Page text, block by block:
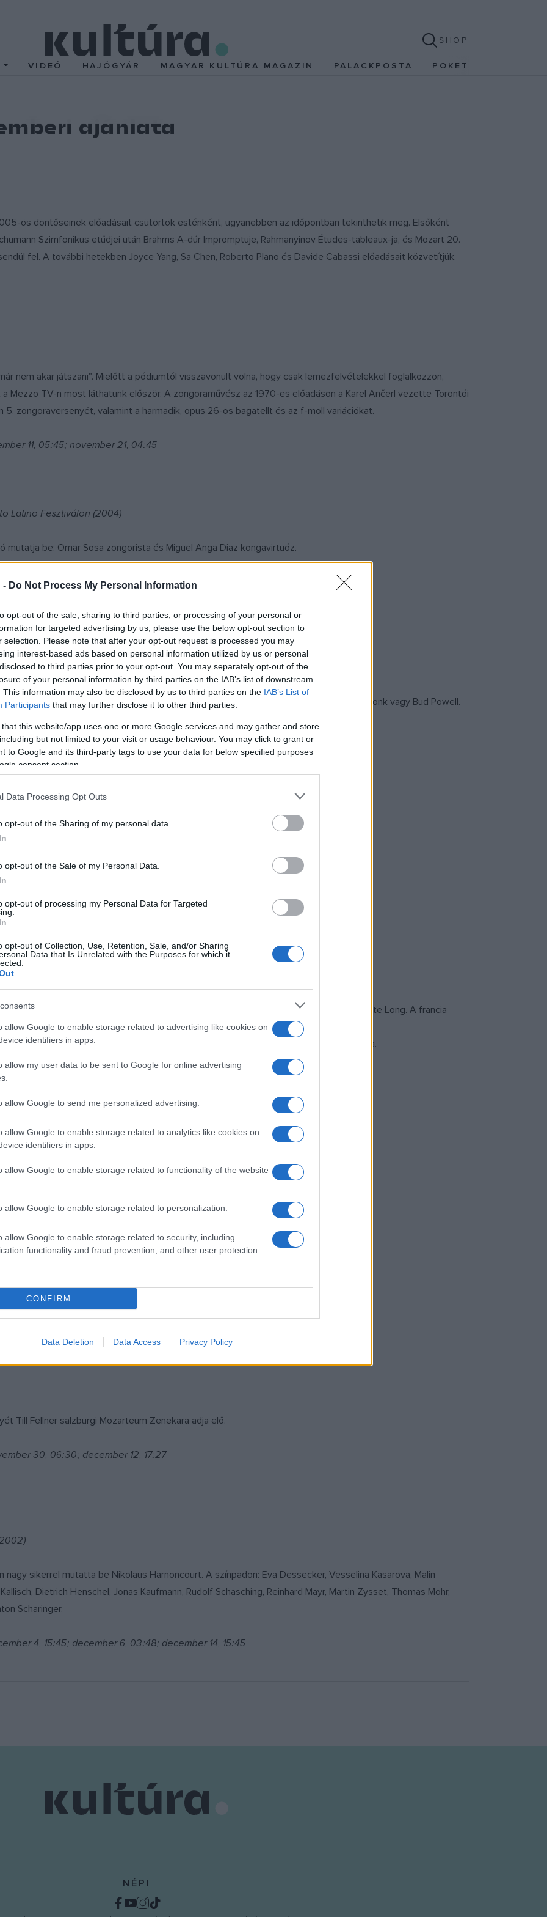
- Do Not Process My Personal Information
opt-out of the sale, sharing to third parties, or processing of your personal or
for targeted advertising by us, please use the below opt-out section to
selection. Please note that after your opt-out request is processed you may
interest-based ads based on personal information utilized by us or personal
to third parties prior to your opt-out. You may separately opt-out of the
of your personal information by third parties on the IAB’s list of downstream
This information may also be disclosed by us to third parties on the IAB’s List of
Participants that may further disclose it to other third parties.
that this website/app uses one or more Google services and may gather and store
but not limited to your visit or usage behaviour. You may click to grant or
to Google and its third-party tags to use your data for below specified purposes
consent section.
Data Processing Opt Outs
opt-out of the Sharing of my personal data.
opt-out of the Sale of my Personal Data.
opt-out of processing my Personal Data for Targeted
opt-out of Collection, Use, Retention, Sale, and/or Sharing
Data that Is Unrelated with the Purposes for which it
allow Google to enable storage related to advertising like cookies on
identifiers in apps.
allow my user data to be sent to Google for online advertising
allow Google to send me personalized advertising.
allow Google to enable storage related to analytics like cookies on
identifiers in apps.
allow Google to enable storage related to functionality of the website
allow Google to enable storage related to personalization.
allow Google to enable storage related to security, including
functionality and fraud prevention, and other user protection.
CONFIRM
Data Deletion Data Access Privacy Policy
SHOP
VIDEÓ HAJÓGYÁR MAGYAR KULTÚRA MAGAZIN PALACKPOSTA POKET
ajánlata
ös döntőseinek előadásait csütörtök esténként, ugyanebben az időpontban tekinthetik meg. Elsőként
Szimfonikus etűdjei után Brahms A-dúr Impromptuje, Rahmanyinov Études-tableaux-ja, és Mozart 20.
fel. A további hetekben Joyce Yang, Sa Chen, Roberto Plano és Davide Cabassi előadásait közvetítjük.
nem akar játszani". Mielőtt a pódiumtól visszavonult volna, hogy csak lemezfelvételekkel foglalkozzon,
TV-n most láthatunk először. A zongoraművész az 1970-es előadáson a Karel Ančerl vezette Torontói
zongoraversenyét, valamint a harmadik, opus 26-os bagatellt és az f-moll variációkat.
11, 05:45; november 21, 04:45
Latino Fesztiválon (2004)
be: Omar Sosa zongorista és Miguel Anga Diaz kongavirtuóz.
14, 01:45; november 22, 02:45, november 27, 02:45
számos zenei stílust próbált ki, Bartók épp úgy hatott rá, mint Brubeck, Thelonius Monk vagy Bud Powell.
című projektjét adta elő.
12, 02:45; november 18, 01:45, november 28, 02:45
Paul Gulda és a salzburgi Camerata Academica együttese adja elő.
16, 03:45; november 28, 16:50
egyik legnagyobb előadója, akinek mesterei között volt Alftred Cortot és Marguerite Long. A francia
előadója, de más zeneszerzők, így Muszorgszkij műveit is fantasztikusan játssza.
23, 04:15; november 25, 06:10; december 5, 16:45
Asz-dúr, op. 110; f-moll ,,Apassionata", op. 57.
23, 05:05; november 26, 05:45; december 5, 17:45
amerikai zongoravirtuóz adott koncertet.
24, 01:45; december 2, 02:40; december 14, 02:45
Till Fellner salzburgi Mozarteum Zenekara adja elő.
30, 06:30; december 12, 17:27
sikerrel mutatta be Nikolaus Harnoncourt. A színpadon: Eva Dessecker, Vesselina Kasarova, Malin
Dietrich Henschel, Jonas Kaufmann, Rudolf Schasching, Reinhard Mayr, Martin Zysset, Thomas Mohr,
Scharinger.
4, 15:45; december 6, 03:48; december 14, 15:45
NÉPI